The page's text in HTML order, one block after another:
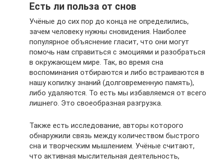
Есть ли польза от снов
Учёные до сих пор до конца не определились,
зачем человеку нужны сновидения. Наиболее
популярное объяснение гласит, что они могут
помочь нам справиться с эмоциями и разобраться
в окружающем мире. Так, во время сна
воспоминания отбираются и либо встраиваются в
нашу копилку знаний (долговременную память),
либо удаляются. То есть мы избавляемся от всего
лишнего. Это своеобразная разгрузка.
Также есть исследование, авторы которого
обнаружили связь между количеством быстрого
сна и творческим мышлением. Учёные считают,
что активная мыслительная деятельность,